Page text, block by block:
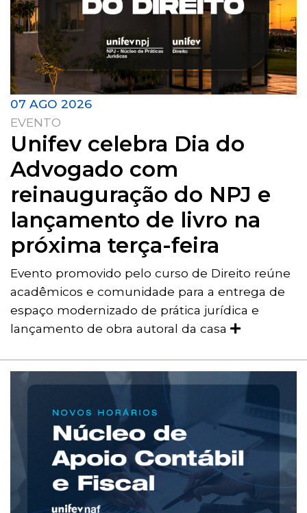
07 AGO 2026
EVENTO
Unifev celebra Dia do
Advogado com
reinauguração do NPJ e
lançamento de livro na
próxima terça-feira
Evento promovido pelo curso de Direito reúne
acadêmicos e comunidade para a entrega de
espaço modernizado de prática jurídica e
lançamento de obra autoral da casa